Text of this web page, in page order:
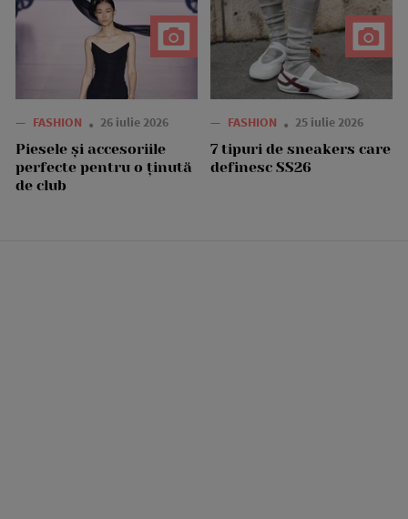
— FASHION 26 iulie 2026
Piesele și accesoriile
perfecte pentru o ținută
de club
— FASHION 25 iulie 2026
7 tipuri de sneakers care
definesc SS26